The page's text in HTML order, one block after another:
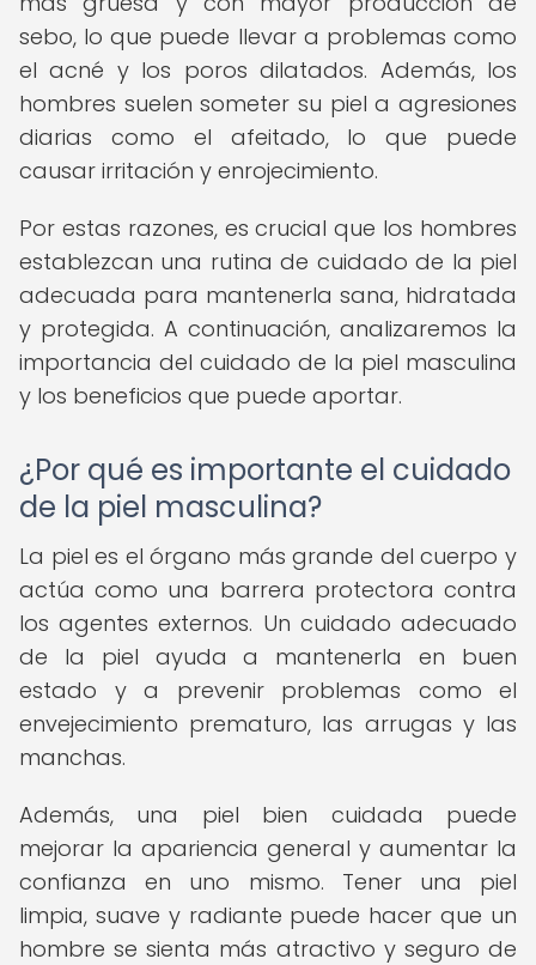
sebo, lo que puede llevar a problemas como
el acné y los poros dilatados. Además, los
hombres suelen someter su piel a agresiones
diarias como el afeitado, lo que puede
causar irritación y enrojecimiento.
Por estas razones, es crucial que los hombres
establezcan una rutina de cuidado de la piel
adecuada para mantenerla sana, hidratada
y protegida. A continuación, analizaremos la
importancia del cuidado de la piel masculina
y los beneficios que puede aportar.
¿Por qué es importante el cuidado
de la piel masculina?
La piel es el órgano más grande del cuerpo y
actúa como una barrera protectora contra
los agentes externos. Un cuidado adecuado
de la piel ayuda a mantenerla en buen
estado y a prevenir problemas como el
envejecimiento prematuro, las arrugas y las
manchas.
Además, una piel bien cuidada puede
mejorar la apariencia general y aumentar la
confianza en uno mismo. Tener una piel
limpia, suave y radiante puede hacer que un
hombre se sienta más atractivo y seguro de